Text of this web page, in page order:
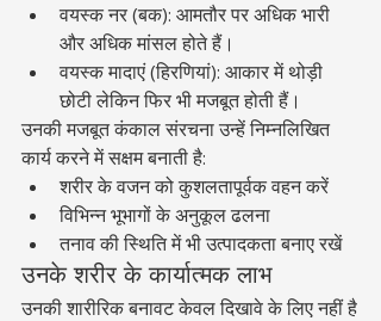
वयस्क नर (बक): आमतौर पर अधिक भारी
और अधिक मांसल होते हैं।
वयस्क मादाएं (हिरणियां): आकार में थोड़ी
छोटी लेकिन फिर भी मजबूत होती हैं।
उनकी मजबूत कंकाल संरचना उन्हें निम्नलिखित
कार्य करने में सक्षम बनाती है:
शरीर के वजन को कुशलतापूर्वक वहन करें
विभिन्न भूभागों के अनुकूल ढलना
तनाव की स्थिति में भी उत्पादकता बनाए रखें
उनके शरीर के कार्यात्मक लाभ
उनकी शारीरिक बनावट केवल दिखावे के लिए नहीं है